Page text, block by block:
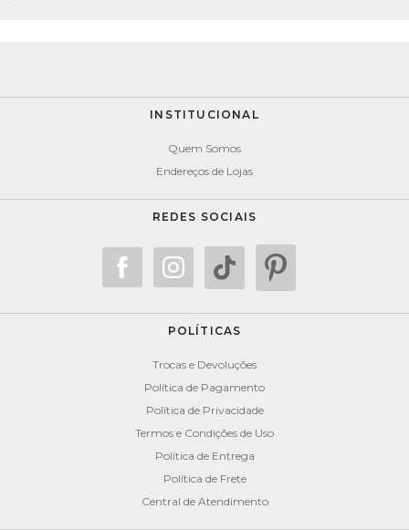
INSTITUCIONAL
Quem Somos
Endereços de Lojas
REDES SOCIAIS
POLÍTICAS
Trocas e Devoluções
Política de Pagamento
Política de Privacidade
Termos e Condições de Uso
Política de Entrega
Política de Frete
Central de Atendimento